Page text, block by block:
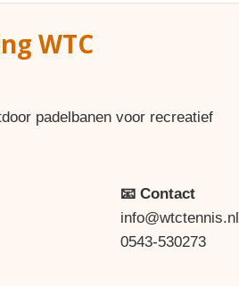
WTC
padelbanen voor recreatief
📧 Contact
info@wtctennis.nl
0543-530273